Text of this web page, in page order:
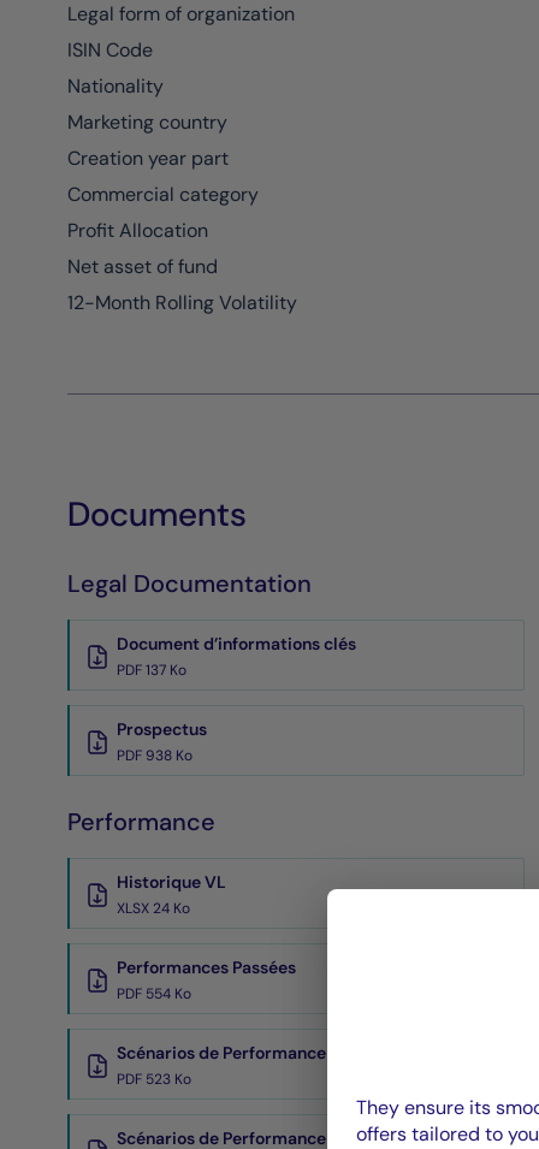
Legal form of organization
ISIN Code
Nationality
Marketing country
Creation year part
Commercial category
Profit Allocation
Net asset of fund
12-Month Rolling Volatility
Documents
Legal Documentation
Document d’informations clés
PDF 137 Ko
Prospectus
PDF 938 Ko
Performance
Historique VL
XLSX 24 Ko
Performances Passées
PDF 554 Ko
Scénarios de Performance 2025-11-30
PDF 523 Ko
Scénarios de Performance 2025-10-31
They ensure its
offers tailored to